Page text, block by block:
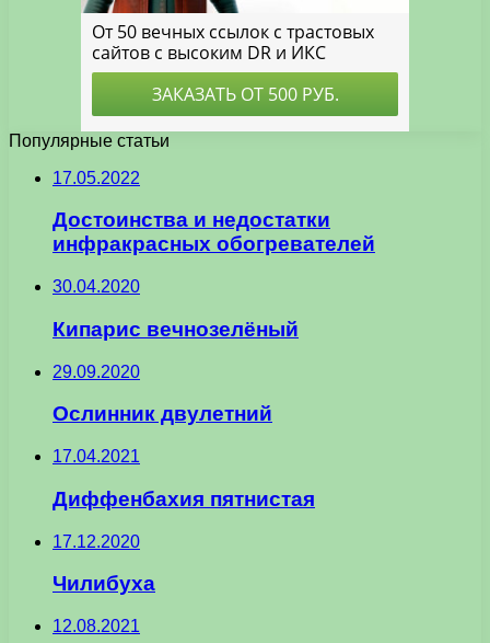
Популярные статьи
17.05.2022
Достоинства и недостатки
инфракрасных обогревателей
30.04.2020
Кипарис вечнозелёный
29.09.2020
Ослинник двулетний
17.04.2021
Диффенбахия пятнистая
17.12.2020
Чилибуха
12.08.2021